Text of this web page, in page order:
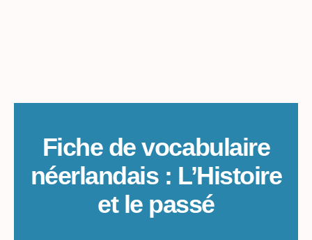
Fiche de vocabulaire
néerlandais : L’Histoire
et le passé